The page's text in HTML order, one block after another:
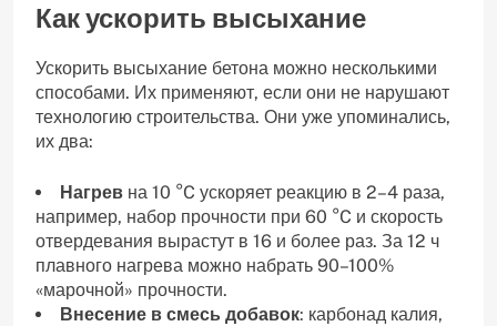
Как ускорить высыхание
Ускорить высыхание бетона можно несколькими
способами. Их применяют, если они не нарушают
технологию строительства. Они уже упоминались,
их два:
Нагрев на 10 °C ускоряет реакцию в 2–4 раза,
например, набор прочности при 60 °C и скорость
отвердевания вырастут в 16 и более раз. За 12 ч
плавного нагрева можно набрать 90–100%
«марочной» прочности.
Внесение в смесь добавок: карбонад калия,